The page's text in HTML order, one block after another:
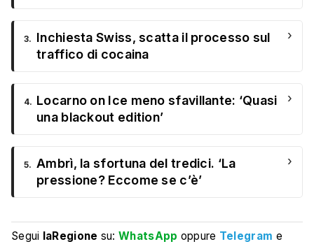
3. Inchiesta Swiss, scatta il processo sul
traffico di cocaina
›
4. Locarno on Ice meno sfavillante: ‘Quasi
una blackout edition’
›
5. Ambrì, la sfortuna del tredici. ‘La
pressione? Eccome se c’è’
›
Segui laRegione su:WhatsApp oppure Telegram e